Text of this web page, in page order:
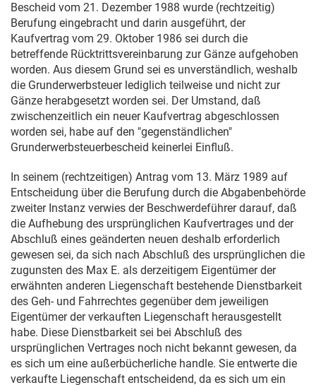
Bescheid vom 21. Dezember 1988 wurde (rechtzeitig)
Berufung eingebracht und darin ausgeführt, der
Kaufvertrag vom 29. Oktober 1986 sei durch die
betreffende Rücktrittsvereinbarung zur Gänze aufgehoben
worden. Aus diesem Grund sei es unverständlich, weshalb
die Grunderwerbsteuer lediglich teilweise und nicht zur
Gänze herabgesetzt worden sei. Der Umstand, daß
zwischenzeitlich ein neuer Kaufvertrag abgeschlossen
worden sei, habe auf den "gegenständlichen"
Grunderwerbsteuerbescheid keinerlei Einfluß.
In seinem (rechtzeitigen) Antrag vom 13. März 1989 auf
Entscheidung über die Berufung durch die Abgabenbehörde
zweiter Instanz verwies der Beschwerdeführer darauf, daß
die Aufhebung des ursprünglichen Kaufvertrages und der
Abschluß eines geänderten neuen deshalb erforderlich
gewesen sei, da sich nach Abschluß des ursprünglichen die
zugunsten des Max E. als derzeitigem Eigentümer der
erwähnten anderen Liegenschaft bestehende Dienstbarkeit
des Geh- und Fahrrechtes gegenüber dem jeweiligen
Eigentümer der verkauften Liegenschaft herausgestellt
habe. Diese Dienstbarkeit sei bei Abschluß des
ursprünglichen Vertrages noch nicht bekannt gewesen, da
es sich um eine außerbücherliche handle. Sie entwerte die
verkaufte Liegenschaft entscheidend, da es sich um ein